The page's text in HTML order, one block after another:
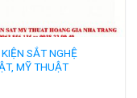
SẮT NGHỆ
MỸ THUẬT